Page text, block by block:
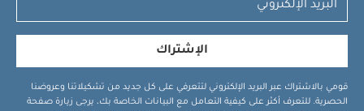
الإشتراك
قومي بالاشتراك عبر البريد الإلكتروني لتتعرفي على كل جديد من تشكيلاتنا وعروضنا
الحصرية. للتعرف أكثر على كيفية التعامل مع البيانات الخاصة بك، يرجى زيارة صفحة